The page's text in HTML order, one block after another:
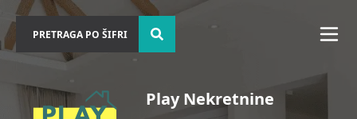
Play Nekretnine